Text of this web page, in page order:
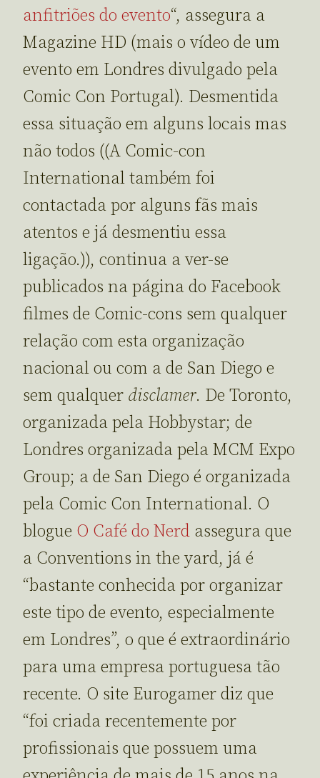
anfitriões do evento“, assegura a
Magazine HD (mais o vídeo de um
evento em Londres divulgado pela
Comic Con Portugal). Desmentida
essa situação em alguns locais mas
não todos ((A Comic-con
International também foi
contactada por alguns fãs mais
atentos e já desmentiu essa
ligação.)), continua a ver-se
publicados na página do Facebook
filmes de Comic-cons sem qualquer
relação com esta organização
nacional ou com a de San Diego e
sem qualquer disclamer. De Toronto,
organizada pela Hobbystar; de
Londres organizada pela MCM Expo
Group; a de San Diego é organizada
pela Comic Con International. O
blogue O Café do Nerd assegura que
a Conventions in the yard, já é
“bastante conhecida por organizar
este tipo de evento, especialmente
em Londres”, o que é extraordinário
para uma empresa portuguesa tão
recente. O site Eurogamer diz que
“foi criada recentemente por
profissionais que possuem uma